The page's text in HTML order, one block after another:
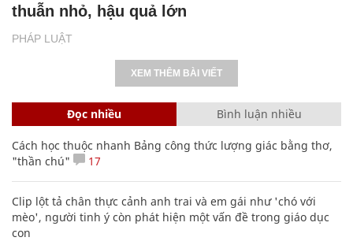
PHÁP LUẬT
thuẫn nhỏ, hậu quả lớn
XEM THÊM BÀI VIẾT
Đọc nhiều Bình luận nhiều
Cách học thuộc nhanh Bảng công thức lượng giác bằng thơ,
"thần chú"
17
Clip lột tả chân thực cảnh anh trai và em gái như 'chó với
mèo', người tinh ý còn phát hiện một vấn đề trong giáo dục
con